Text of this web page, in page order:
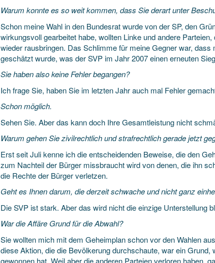
Warum konnte es so weit kommen, dass Sie derart unter
Schon meine Wahl in den Bundesrat wurde von der SP, den
wirkungsvoll gearbeitet habe, wollten Linke und andere
wieder rausbringen. Das Schlimme für meine Gegner war,
geschätzt wurde, was der SVP im Jahr 2007 einen erneuten
Sie haben also keine Fehler begangen?
Ich frage Sie, haben Sie im letzten Jahr auch mal Fehler
Schon möglich.
Sehen Sie. Aber das kann doch Ihre Gesamtleistung nicht
Warum gehen Sie zivilrechtlich und strafrechtlich gerade jetzt
Erst seit Juli kenne ich die entscheidenden Beweise, die den
zum Nachteil der Bürger missbraucht wird von denen, die ihn
die Rechte der Bürger verletzen.
Geht es Ihnen darum, die derzeit schwache und nicht ganz
Die SVP ist stark. Aber das wird nicht die einzige Unterstellung
War die Affäre Grund für die Abwahl?
Sie wollten mich mit dem Geheimplan schon vor den Wahlen
diese Aktion, die die Bevölkerung durchschaute, war ein Grund,
gewonnen hat. Weil aber die anderen Parteien verloren haben,